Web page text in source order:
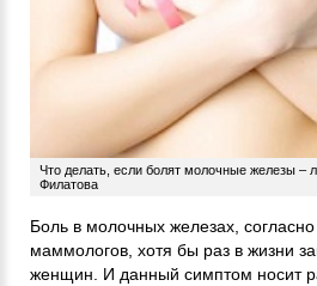
Что делать, если болят молочные железы –
Филатова
Боль в молочных железах, согласно
маммологов, хотя бы раз в жизни
женщин. И данный симптом носит